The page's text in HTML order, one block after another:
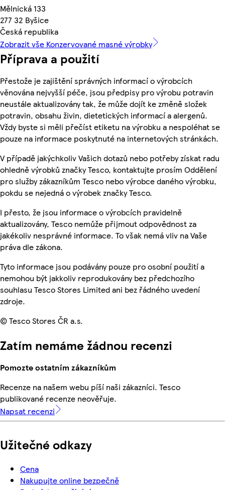
Mělnická 133
277 32 Byšice
Česká republika
Zobrazit vše Konzervované masné výrobky
Příprava a použití
Přestože je zajištění správných informací o výrobcích
věnována nejvyšší péče, jsou předpisy pro výrobu potravin
neustále aktualizovány tak, že může dojít ke změně složek
potravin, obsahu živin, dietetických informací a alergenů.
Vždy byste si měli přečíst etiketu na výrobku a nespoléhat se
pouze na informace poskytnuté na internetových stránkách.
V případě jakýchkoliv Vašich dotazů nebo potřeby získat radu
ohledně výrobků značky Tesco, kontaktujte prosím Oddělení
pro služby zákazníkům Tesco nebo výrobce daného výrobku,
pokdu se nejedná o výrobek značky Tesco.
I přesto, že jsou informace o výrobcích pravidelně
aktualizovány, Tesco nemůže přijmout odpovědnost za
jakékoliv nesprávné informace. To však nemá vliv na Vaše
práva dle zákona.
Tyto informace jsou podávány pouze pro osobní použití a
nemohou být jakkoliv reprodukovány bez předchozího
souhlasu Tesco Stores Limited ani bez řádného uvedení
zdroje.
© Tesco Stores ČR a.s.
Zatím nemáme žádnou recenzi
Pomozte ostatním zákazníkům
Recenze na našem webu píší naši zákazníci. Tesco
publikované recenze neověřuje.
Napsat recenzi
Užitečné odkazy
Cena
Nakupujte online bezpečně